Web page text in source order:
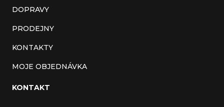
DOPRAVY
PRODEJNY
KONTAKTY
MOJE OBJEDNÁVKA
KONTAKT